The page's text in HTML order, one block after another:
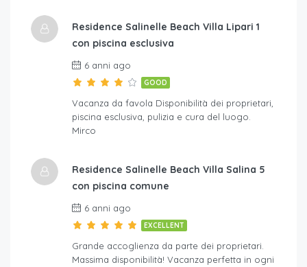
Residence Salinelle Beach Villa Lipari 1
con piscina esclusiva
6 anni ago
GOOD
Vacanza da favola Disponibilità dei proprietari,
piscina esclusiva, pulizia e cura del luogo.
Mirco
Residence Salinelle Beach Villa Salina 5
con piscina comune
6 anni ago
EXCELLENT
Grande accoglienza da parte dei proprietari.
Massima disponibilità! Vacanza perfetta in ogni